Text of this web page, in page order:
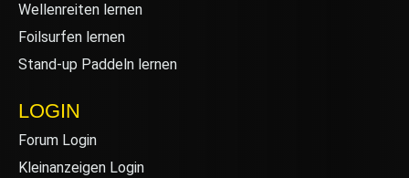
Wellenreiten lernen
Foilsurfen lernen
Stand-up Paddeln lernen
LOGIN
Forum Login
Kleinanzeigen Login